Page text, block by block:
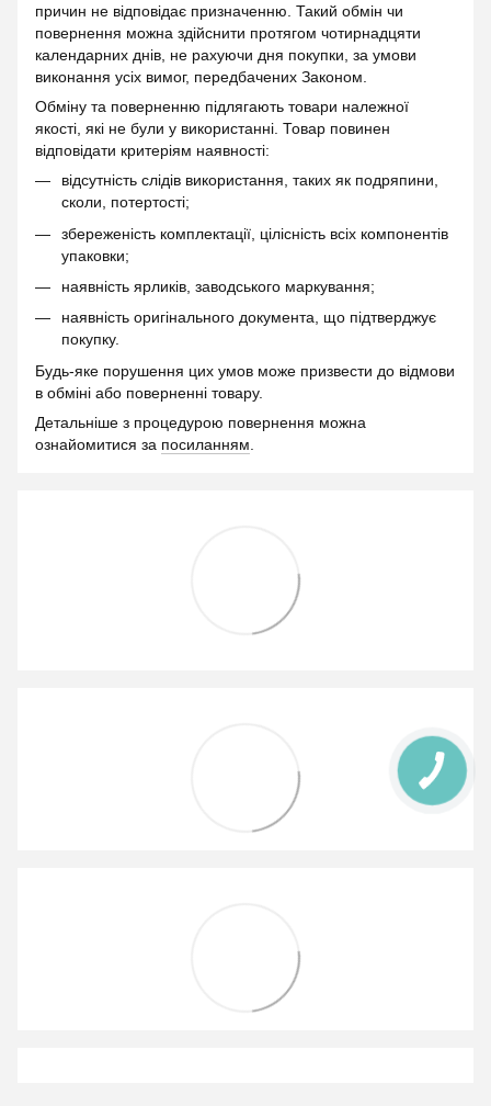
причин не відповідає призначенню. Такий обмін чи
повернення можна здійснити протягом чотирнадцяти
календарних днів, не рахуючи дня покупки, за умови
виконання усіх вимог, передбачених Законом.
Обміну та поверненню підлягають товари належної
якості, які не були у використанні. Товар повинен
відповідати критеріям наявності:
відсутність слідів використання, таких як подряпини,
сколи, потертості;
збереженість комплектації, цілісність всіх компонентів
упаковки;
наявність ярликів, заводського маркування;
наявність оригінального документа, що підтверджує
покупку.
Будь-яке порушення цих умов може призвести до відмови
в обміні або поверненні товару.
Детальніше з процедурою повернення можна
ознайомитися за посиланням